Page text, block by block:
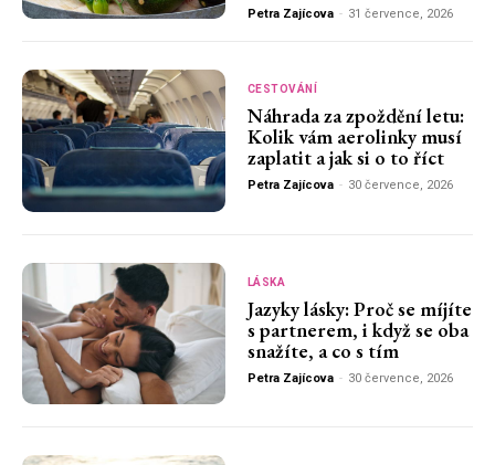
Petra Zajícova - 31 července, 2026
CESTOVÁNÍ
Náhrada za zpoždění letu:
Kolik vám aerolinky musí
zaplatit a jak si o to říct
Petra Zajícova - 30 července, 2026
LÁSKA
Jazyky lásky: Proč se míjíte
s partnerem, i když se oba
snažíte, a co s tím
Petra Zajícova - 30 července, 2026